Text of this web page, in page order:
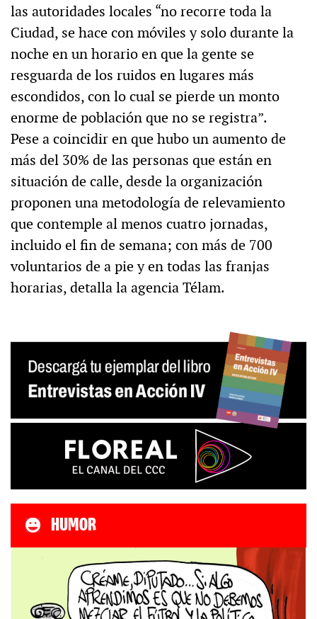
las autoridades locales “no recorre toda la
Ciudad, se hace con móviles y solo durante la
noche en un horario en que la gente se
resguarda de los ruidos en lugares más
escondidos, con lo cual se pierde un monto
enorme de población que no se registra”.
Pese a coincidir en que hubo un aumento de
más del 30% de las personas que están en
situación de calle, desde la organización
proponen una metodología de relevamiento
que contemple al menos cuatro jornadas,
incluido el fin de semana; con más de 700
voluntarios de a pie y en todas las franjas
horarias, detalla la agencia Télam.
HUMOR